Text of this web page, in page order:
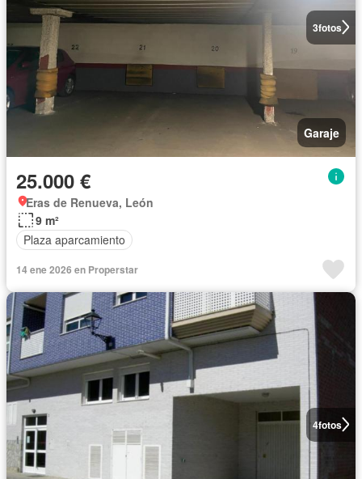
3fotos
Garaje
25.000 €
Eras de Renueva, León
9 m²
Plaza aparcamiento
14 ene 2026 en Properstar
4fotos